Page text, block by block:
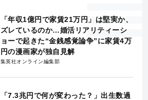
「年収1億円で家賃21万円」は堅実か、
ズレているのか…婚活リアリティーシ
ョーで起きた“金銭感覚論争”に家賃4万
円の漫画家が独自見解
集英社オンライン編集部
「7.3兆円で何が変わった？」出生数過